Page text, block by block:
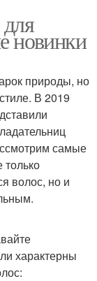
со средним
для кудрявых
в модные
цвета
новинки
природы, но
В 2019
самые
только
волос, но и
характерны